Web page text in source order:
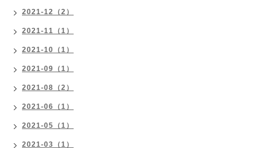
2021-12（2）
2021-11（1）
2021-10（1）
2021-09（1）
2021-08（2）
2021-06（1）
2021-05（1）
2021-03（1）